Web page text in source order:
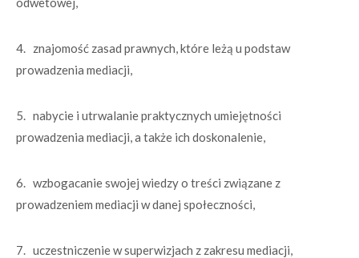
4. znajomość zasad prawnych, które leżą u podstaw
prowadzenia mediacji,
5. nabycie i utrwalanie praktycznych umiejętności
prowadzenia mediacji, a także ich doskonalenie,
6. wzbogacanie swojej wiedzy o treści związane z
prowadzeniem mediacji w danej społeczności,
7. uczestniczenie w superwizjach z zakresu mediacji,